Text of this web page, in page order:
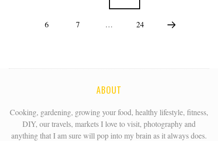
6 7 … 24
ABOUT
Cooking, gardening, growing your food, healthy lifestyle, fitness,
DIY, our travels, markets I love to visit, photography and
anything that I am sure will pop into my brain as it always does.